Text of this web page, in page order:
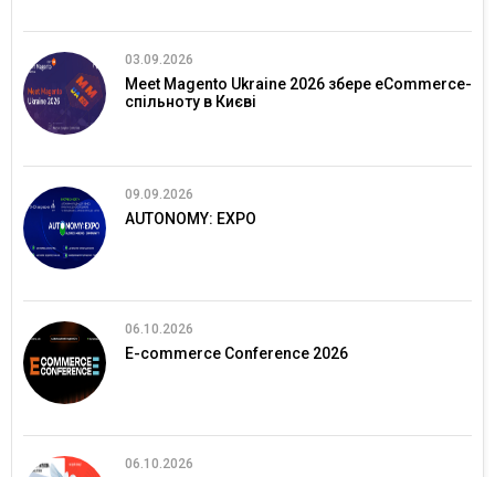
03.09.2026
Meet Magento Ukraine 2026 збере eCommerce-
спільноту в Києві
09.09.2026
AUTONOMY: EXPO
06.10.2026
E-commerce Conference 2026
06.10.2026